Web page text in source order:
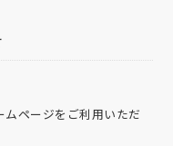
ページをご利用いただ